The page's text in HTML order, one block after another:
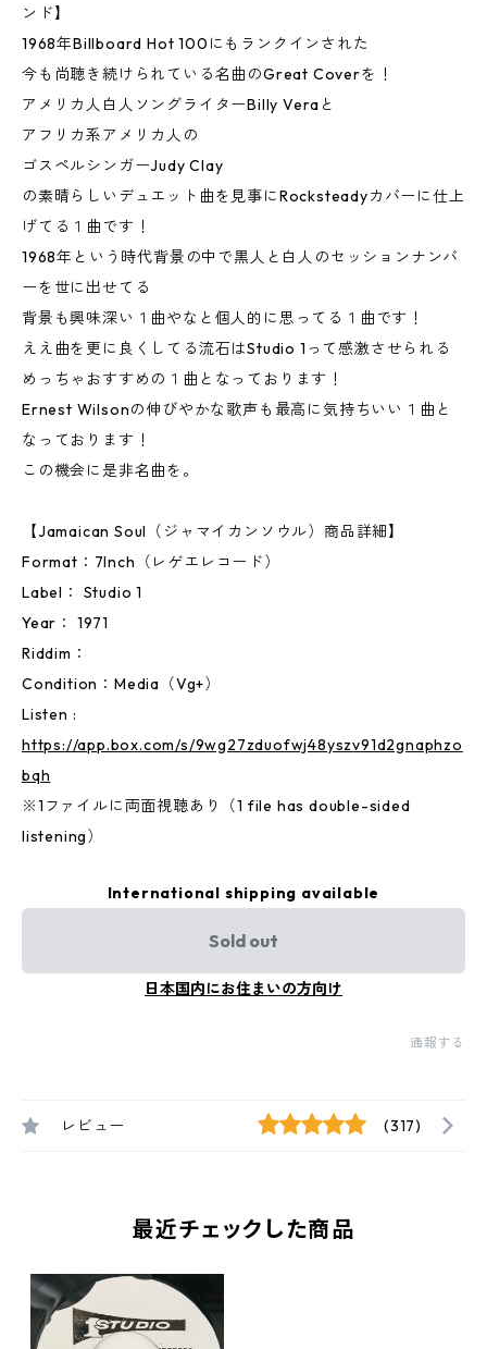
ンド】
1968年Billboard Hot 100にもランクインされた
今も尚聴き続けられている名曲のGreat Coverを！
アメリカ人白人ソングライターBilly Veraと
アフリカ系アメリカ人の
ゴスペルシンガーJudy Clay
の素晴らしいデュエット曲を見事にRocksteadyカバーに仕上
げてる１曲です！
1968年という時代背景の中で黒人と白人のセッションナンバ
ーを世に出せてる
背景も興味深い１曲やなと個人的に思ってる１曲です！
ええ曲を更に良くしてる流石はStudio 1って感激させられる
めっちゃおすすめの１曲となっております！
Ernest Wilsonの伸びやかな歌声も最高に気持ちいい１曲と
なっております！
この機会に是非名曲を。
【Jamaican Soul（ジャマイカンソウル）商品詳細】
Format：7Inch（レゲエレコード）
Label： Studio 1
Year： 1971
Riddim：
Condition：Media（Vg+）
Listen :
https://app.box.com/s/9wg27zduofwj48yszv91d2gnaphzo
bqh
※1ファイルに両面視聴あり（1 file has double-sided
listening）
International shipping available
Sold out
日本国内にお住まいの方向け
通報する
レビュー (317)
最近チェックした商品